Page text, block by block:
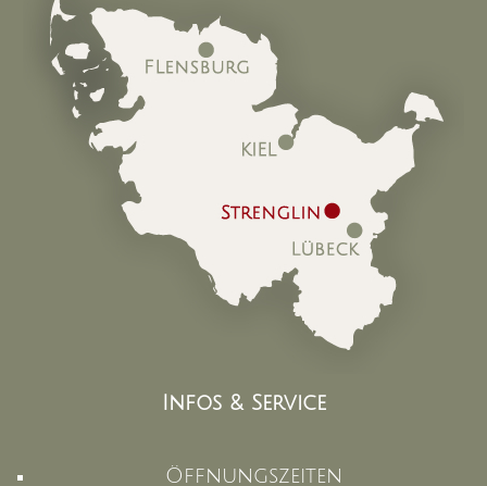
Infos & Service
Öffnungszeiten